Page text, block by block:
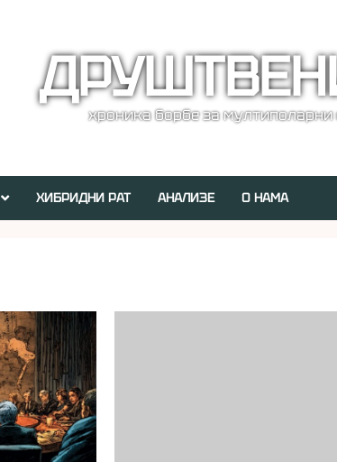
хроника борбе за мултиполарни
ХИБРИДНИ РАТ АНАЛИЗЕ О НАМА